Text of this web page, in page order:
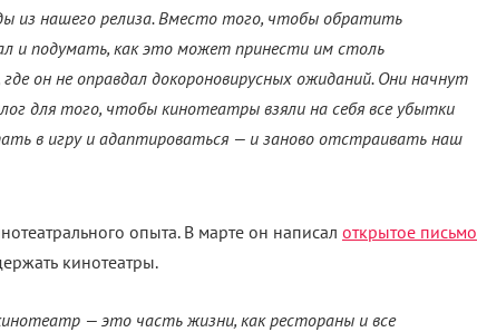
из нашего релиза. Вместо того, чтобы обратить
и подумать, как это может принести им столь
он не оправдал докороновирусных ожиданий. Они начнут
для того, чтобы кинотеатры взяли на себя все убытки
в игру и адаптироваться — и заново отстраивать наш
опыта. В марте он написал открытое письмо
кинотеатры.
— это часть жизни, как рестораны и все